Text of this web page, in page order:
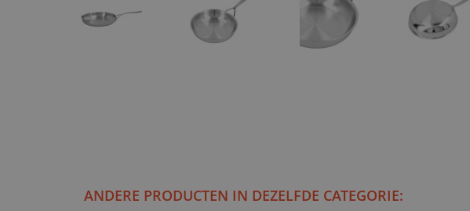
ANDERE PRODUCTEN IN DEZELFDE CATEGORIE: